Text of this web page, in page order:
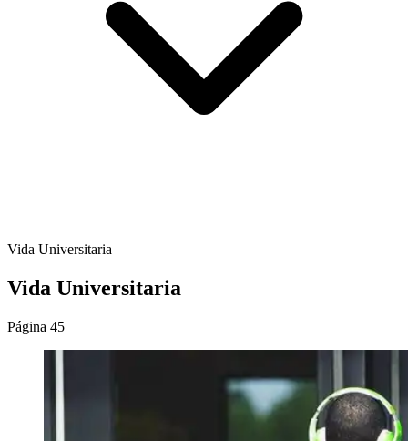
Vida Universitaria
Vida Universitaria
Página 45